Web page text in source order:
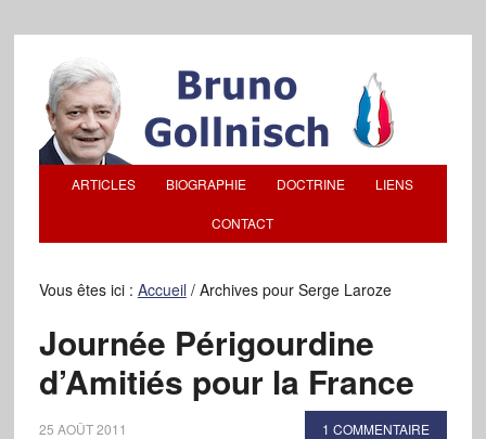
ARTICLES BIOGRAPHIE DOCTRINE LIENS
CONTACT
Vous êtes ici : Accueil /Archives pour Serge Laroze
Journée Périgourdine
d’Amitiés pour la France
25 AOÛT 2011 1 COMMENTAIRE